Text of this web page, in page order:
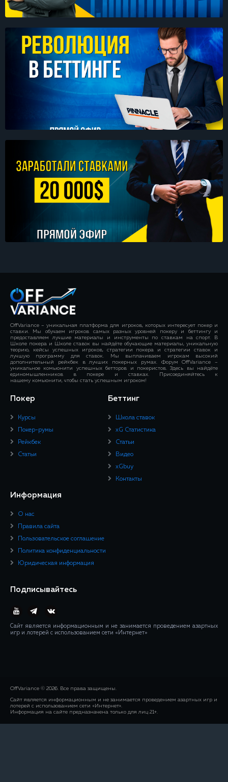
OffVariance – уникальная платформа для игроков, которых интересует покер и
ставки. Мы обучаем игроков самых разных уровней покеру и беттингу и
предоставляем лучшие материалы и инструменты по ставкам на спорт. В
Школе покера и Школе ставок вы найдёте обучающие материалы, уникальную
теорию, кейсы успешных игроков, стратегии покера и стратегии ставок и
лучшую программу для ставок. Мы выплачиваем игрокам высокий
дополнительный рейкбек в лучших покерных румах. Форум OffVariance –
уникальное комьюнити успешных бетторов и покеристов. Здесь вы найдёте
единомышленников в покере и ставках. Присоединяйтесь к
нашему комьюнити, чтобы стать успешным игроком!
Покер
Курсы
Покер-румы
Рейкбек
Статьи
Беттинг
Школа ставок
xG Статистика
Статьи
Видео
xGbuy
Контакты
Информация
О нас
Правила сайта
Пользовательское соглашение
Политика конфиденциальности
Юридическая информация
Подписывайтесь
Сайт является информационным и не занимается проведением азартных
игр и лотерей с использованием сети «Интернет»
OffVariance © 2026. Все права защищены.
Сайт является информационным и не занимается проведением азартных игр и
лотерей с использованием сети «Интернет».
Информация на сайте предназначена только для лиц 21+.